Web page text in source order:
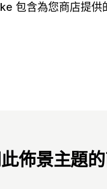
包含為您商店提
佈景主題